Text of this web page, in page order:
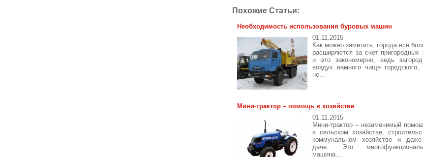
Похожие Статьи:
Необходимость использования буровых машин
01.11.2015
Как можно заметить, города все
расширяются за счет пригородных
и это закономерно, ведь
воздух намного чище городского,
не...
Мини-трактор – помощь в хозяйстве
01.11.2015
Мини-трактор – незаменимый
в сельском хозяйстве,
коммунальном хозяйстве и
даче. Это
машина,...